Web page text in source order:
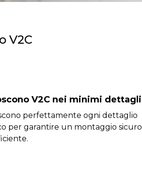
V2C
V2C nei minimi dettagli
perfettamente ogni dettaglio
per garantire un montaggio sicuro